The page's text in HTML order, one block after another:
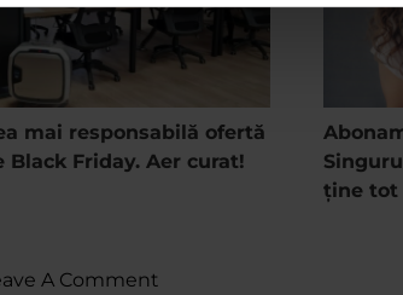
mai responsabilă ofertă
Black Friday. Aer curat!
ține tot
A Comment